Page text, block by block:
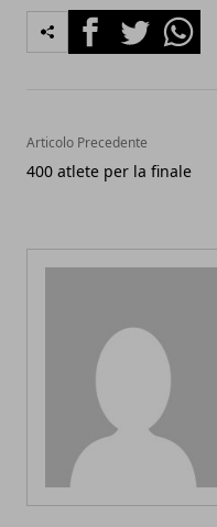
FacebookTwitter
Articolo Precedente
400 atlete per la finale